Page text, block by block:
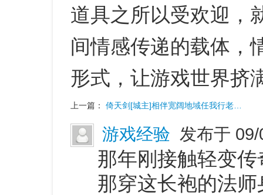
道具之所以受欢迎，
间情感传递的载体，
形式，让游戏世界挤
上一篇： 倚天剑[城主]相伴宽阔地域任我行老…
游戏经验 发布于
那年刚接触轻变
那穿这长袍的法